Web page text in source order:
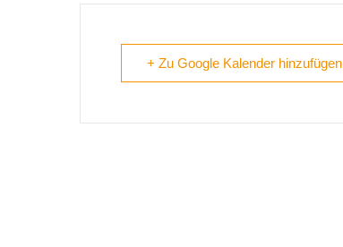
+ Zu Google Kalender hinzufügen